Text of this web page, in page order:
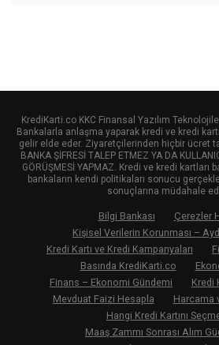
KrediKarti.co KKC Finansal Yazılım
Bankalarla anlaşma yaparak kredi ve kredi
gelir elde eder. Ziyaretçilerinden hiçbir ücret
BANKA ŞİFRESİ TALEP ETMEZ YA DA
GÖRÜŞMESİ YAPMAZ. Kredi ve kredi kartları
bankaların kendi politikaları sonucu
sonuçlarına müdahale
Bilgi Bankası
Çerezler
Kişisel Verilerin Korunması –
Kredi Kartı ve Kredi Kampanyaları
Basında KrediKarti.co
Finans – Ekonomi Gündemi
Kredi
Mevduat Faizi Hesapla
Harcama
Hangi Kredi Kartını
Maaş Zammı Sonrası Alım